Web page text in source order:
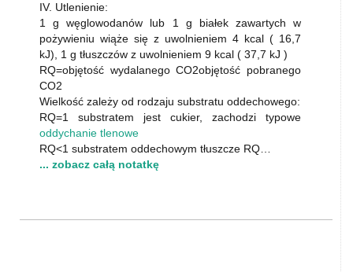
IV. Utlenienie:
1 g węglowodanów lub 1 g białek zawartych w
pożywieniu wiąże się z uwolnieniem 4 kcal ( 16,7
kJ), 1 g tłuszczów z uwolnieniem 9 kcal ( 37,7 kJ )
RQ=objętość wydalanego CO2objętość pobranego
CO2
Wielkość zależy od rodzaju substratu oddechowego:
RQ=1 substratem jest cukier, zachodzi typowe
oddychanie tlenowe
RQ<1 substratem oddechowym tłuszcze RQ…
... zobacz całą notatkę